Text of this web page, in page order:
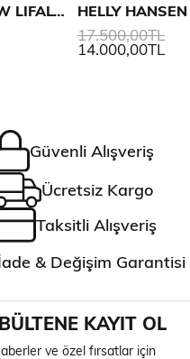
HELLY HANSEN W LIFALOFT INSULATOR MONT
14.000,00TL
17.500,00TL
Güvenli Alışveriş
Ücretsiz Kargo
Taksitli Alışveriş
& Değişim Garantisi
KAYIT OL
ve özel fırsatlar için